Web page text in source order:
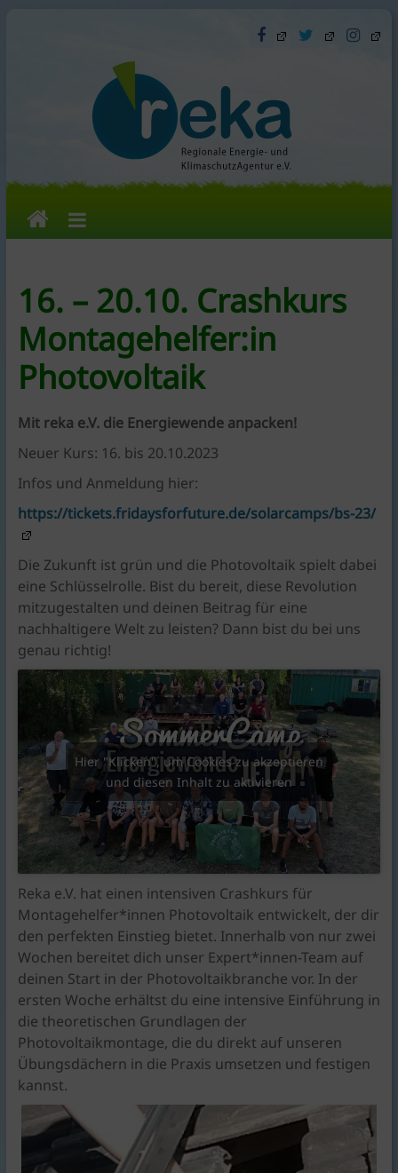
reka
e.V.
Die
Regionale
Energie-
und
bietet
Beratung
Förderkonzepte
rund
um
|
für
Bauen,
Energie,
Umwelt,
Mobilität,
Ernährung,
16. – 20.10. Crashkurs
Montagehelfer:in
Photovoltaik
Mit reka e.V. die Energiewende anpacken!
Neuer Kurs: 16. bis 20.10.2023
Infos und Anmeldung hier:
https://tickets.fridaysforfuture.de/solarcamps/bs-23/
Die Zukunft ist grün und die Photovoltaik spielt dabei
eine Schlüsselrolle. Bist du bereit, diese Revolution
mitzugestalten und deinen Beitrag für eine
nachhaltigere Welt zu leisten? Dann bist du bei uns
genau richtig!
Hier "Klicken", um Cookies zu akzeptieren
und diesen Inhalt zu aktivieren
Reka e.V. hat einen intensiven Crashkurs für
Montagehelfer*innen Photovoltaik entwickelt, der dir
den perfekten Einstieg bietet. Innerhalb von nur zwei
Wochen bereitet dich unser Expert*innen-Team auf
deinen Start in der Photovoltaikbranche vor. In der
ersten Woche erhältst du eine intensive Einführung in
die theoretischen Grundlagen der
Photovoltaikmontage, die du direkt auf unseren
Übungsdächern in die Praxis umsetzen und festigen
kannst.